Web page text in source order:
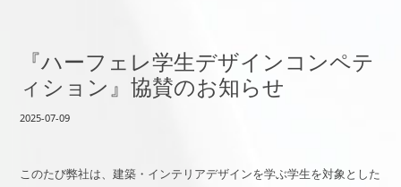
『ハーフェレ学生デザインコンペテ
ィション』協賛のお知らせ
2025-07-09
このたび弊社は、建築・インテリアデザインを学ぶ学生を対象とした